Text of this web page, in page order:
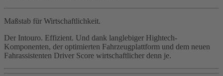
Maßstab für Wirtschaftlichkeit.
Der Intouro. Effizient. Und dank langlebiger Hightech-
Komponenten, der optimierten Fahrzeugplattform und dem neuen
Fahrassistenten Driver Score wirtschaftlicher denn je.